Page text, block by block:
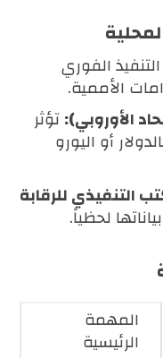
الفوري
الأممية.
تؤثر
أو اليورو
التنفيذي للرقابة
لحظياً.
المهمة
الرئيسية